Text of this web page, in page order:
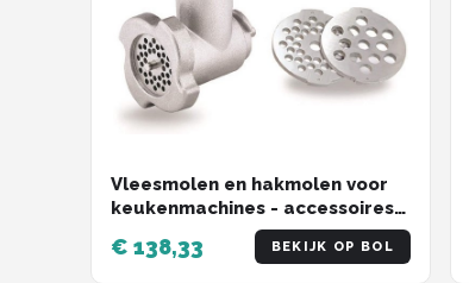
Vleesmolen en hakmolen voor
keukenmachines - accessoires
voor fijn en grof hakken
€ 138,33 BEKIJK OP BOL